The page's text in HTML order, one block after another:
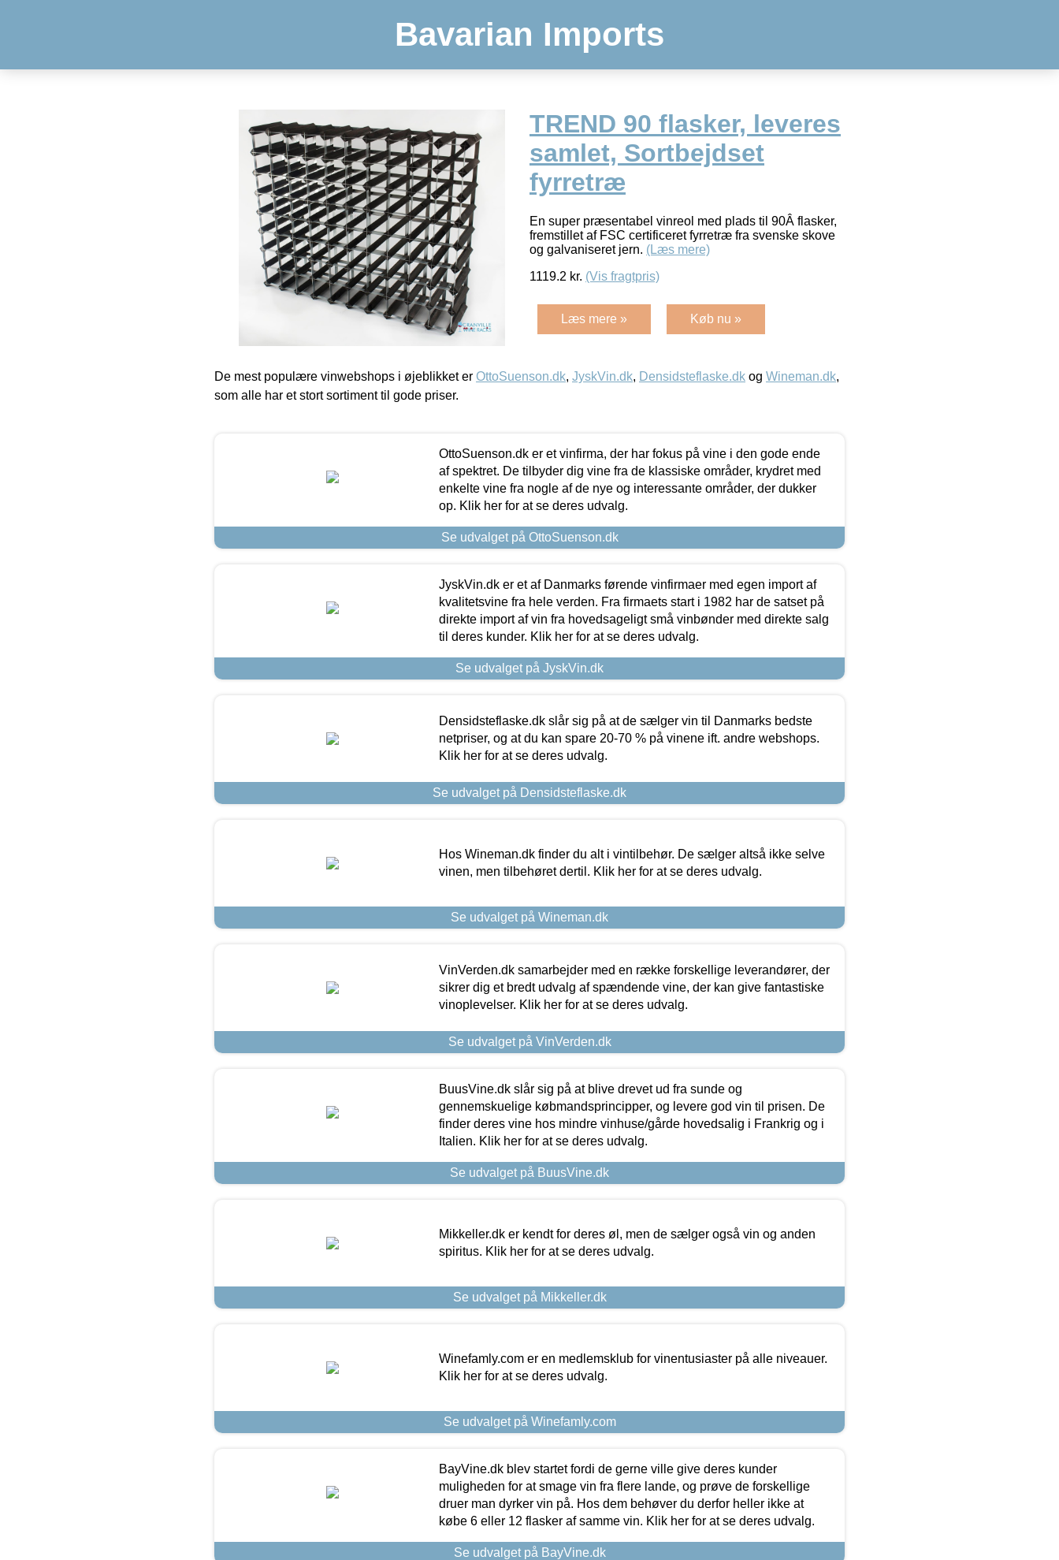
Bavarian Imports
TREND 90 flasker, leveres
samlet, Sortbejdset
fyrretræ
En super præsentabel vinreol med plads til 90Â flasker,
fremstillet af FSC certificeret fyrretræ fra svenske skove
og galvaniseret jern. (Læs mere)
1119.2 kr. (Vis fragtpris)
Læs mere » Køb nu »
De mest populære vinwebshops i øjeblikket er OttoSuenson.dk, JyskVin.dk, Densidsteflaske.dk og Wineman.dk,
som alle har et stort sortiment til gode priser.
OttoSuenson.dk er et vinfirma, der har fokus på vine i den gode ende
af spektret. De tilbyder dig vine fra de klassiske områder, krydret med
enkelte vine fra nogle af de nye og interessante områder, der dukker
op. Klik her for at se deres udvalg.
Se udvalget på OttoSuenson.dk
JyskVin.dk er et af Danmarks førende vinfirmaer med egen import af
kvalitetsvine fra hele verden. Fra firmaets start i 1982 har de satset på
direkte import af vin fra hovedsageligt små vinbønder med direkte salg
til deres kunder. Klik her for at se deres udvalg.
Se udvalget på JyskVin.dk
Densidsteflaske.dk slår sig på at de sælger vin til Danmarks bedste
netpriser, og at du kan spare 20-70 % på vinene ift. andre webshops.
Klik her for at se deres udvalg.
Se udvalget på Densidsteflaske.dk
Hos Wineman.dk finder du alt i vintilbehør. De sælger altså ikke selve
vinen, men tilbehøret dertil. Klik her for at se deres udvalg.
Se udvalget på Wineman.dk
VinVerden.dk samarbejder med en række forskellige leverandører, der
sikrer dig et bredt udvalg af spændende vine, der kan give fantastiske
vinoplevelser. Klik her for at se deres udvalg.
Se udvalget på VinVerden.dk
BuusVine.dk slår sig på at blive drevet ud fra sunde og
gennemskuelige købmandsprincipper, og levere god vin til prisen. De
finder deres vine hos mindre vinhuse/gårde hovedsalig i Frankrig og i
Italien. Klik her for at se deres udvalg.
Se udvalget på BuusVine.dk
Mikkeller.dk er kendt for deres øl, men de sælger også vin og anden
spiritus. Klik her for at se deres udvalg.
Se udvalget på Mikkeller.dk
Winefamly.com er en medlemsklub for vinentusiaster på alle niveauer.
Klik her for at se deres udvalg.
Se udvalget på Winefamly.com
BayVine.dk blev startet fordi de gerne ville give deres kunder
muligheden for at smage vin fra flere lande, og prøve de forskellige
druer man dyrker vin på. Hos dem behøver du derfor heller ikke at
købe 6 eller 12 flasker af samme vin. Klik her for at se deres udvalg.
Se udvalget på BayVine.dk